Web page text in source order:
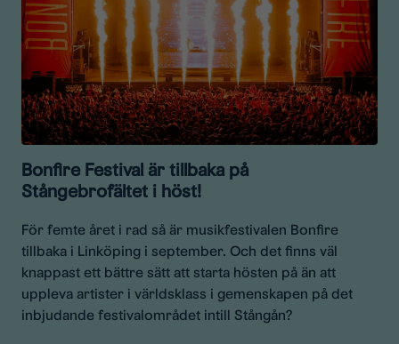
Bonfire Festival är tillbaka på
Stångebrofältet i höst!
För femte året i rad så är musikfestivalen Bonfire
tillbaka i Linköping i september. Och det finns väl
knappast ett bättre sätt att starta hösten på än att
uppleva artister i världsklass i gemenskapen på det
inbjudande festivalområdet intill Stångån?